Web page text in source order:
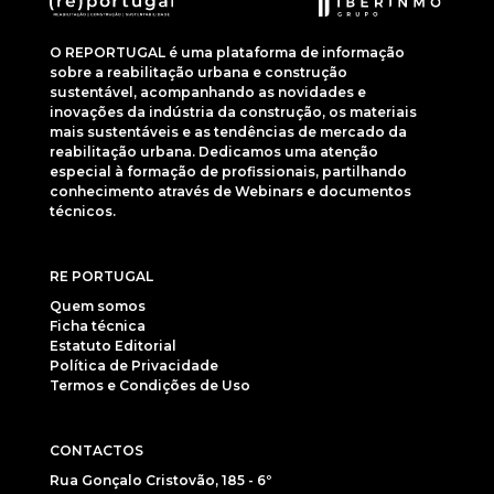
O REPORTUGAL é uma plataforma de informação
sobre a reabilitação urbana e construção
sustentável, acompanhando as novidades e
inovações da indústria da construção, os materiais
mais sustentáveis e as tendências de mercado da
reabilitação urbana. Dedicamos uma atenção
especial à formação de profissionais, partilhando
conhecimento através de Webinars e documentos
técnicos.
RE PORTUGAL
Quem somos
Ficha técnica
Estatuto Editorial
Política de Privacidade
Termos e Condições de Uso
CONTACTOS
Rua Gonçalo Cristovão, 185 - 6º